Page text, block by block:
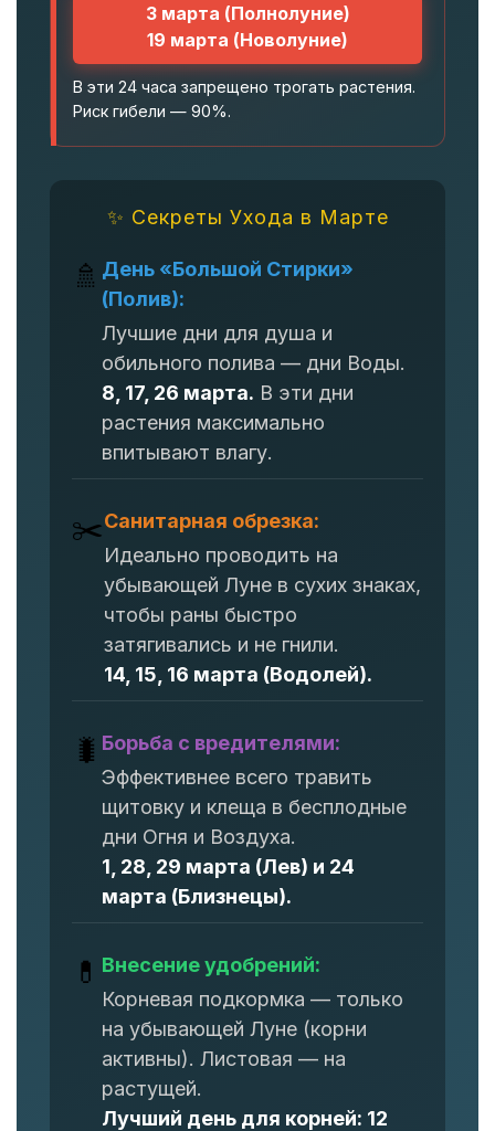
3 марта (Полнолуние)
19 марта (Новолуние)
В эти 24 часа запрещено трогать растения.
Риск гибели — 90%.
✨ Секреты Ухода в Марте
🚿 День «Большой Стирки»
(Полив):
Лучшие дни для душа и
обильного полива — дни Воды.
8, 17, 26 марта. В эти дни
растения максимально
впитывают влагу.
✂️Санитарная обрезка:
Идеально проводить на
убывающей Луне в сухих знаках,
чтобы раны быстро
затягивались и не гнили.
14, 15, 16 марта (Водолей).
🐛 Борьба с вредителями:
Эффективнее всего травить
щитовку и клеща в бесплодные
дни Огня и Воздуха.
1, 28, 29 марта (Лев) и 24
марта (Близнецы).
💊 Внесение удобрений:
Корневая подкормка — только
на убывающей Луне (корни
активны). Листовая — на
растущей.
Лучший день для корней: 12